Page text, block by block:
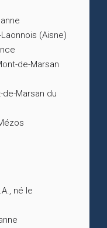
(Aisne)
de-Marsan
Marsan du
né le